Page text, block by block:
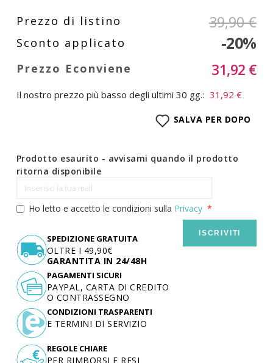
39,90 €
-20%
31,92 €
Il nostro prezzo più basso degli ultimi 30 gg.: 31,92 €
SALVA PER DOPO
Prodotto esaurito - avvisami quando il prodotto
ritorna disponibile
Ho letto e accetto le condizioni sulla Privacy
ISCRIVITI
SPEDIZIONE GRATUITA
OLTRE I 49,90€
GARANTITA IN 24/48H
PAGAMENTI SICURI
PAYPAL, CARTA DI CREDITO
O CONTRASSEGNO
CONDIZIONI TRASPARENTI
E TERMINI DI SERVIZIO
REGOLE CHIARE
PER RIMBORSI E RESI